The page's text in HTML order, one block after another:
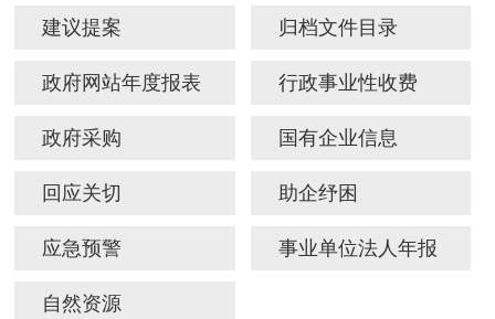
督检查
建议提案 归档文件目录
政府网站年度报表 行政事业性收费
政府采购 国有企业信息
回应关切 助企纾困
应急预警 事业单位法人年报
自然资源